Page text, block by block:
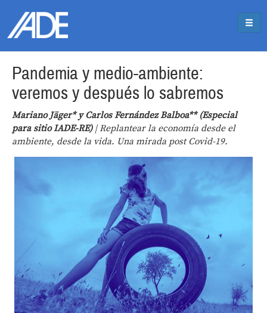
Pandemia y medio-ambiente:
veremos y después lo sabremos
Mariano Jäger* y Carlos Fernández Balboa** (Especial
para sitio IADE-RE)| Replantear la economía desde el
ambiente, desde la vida. Una mirada post Covid-19.